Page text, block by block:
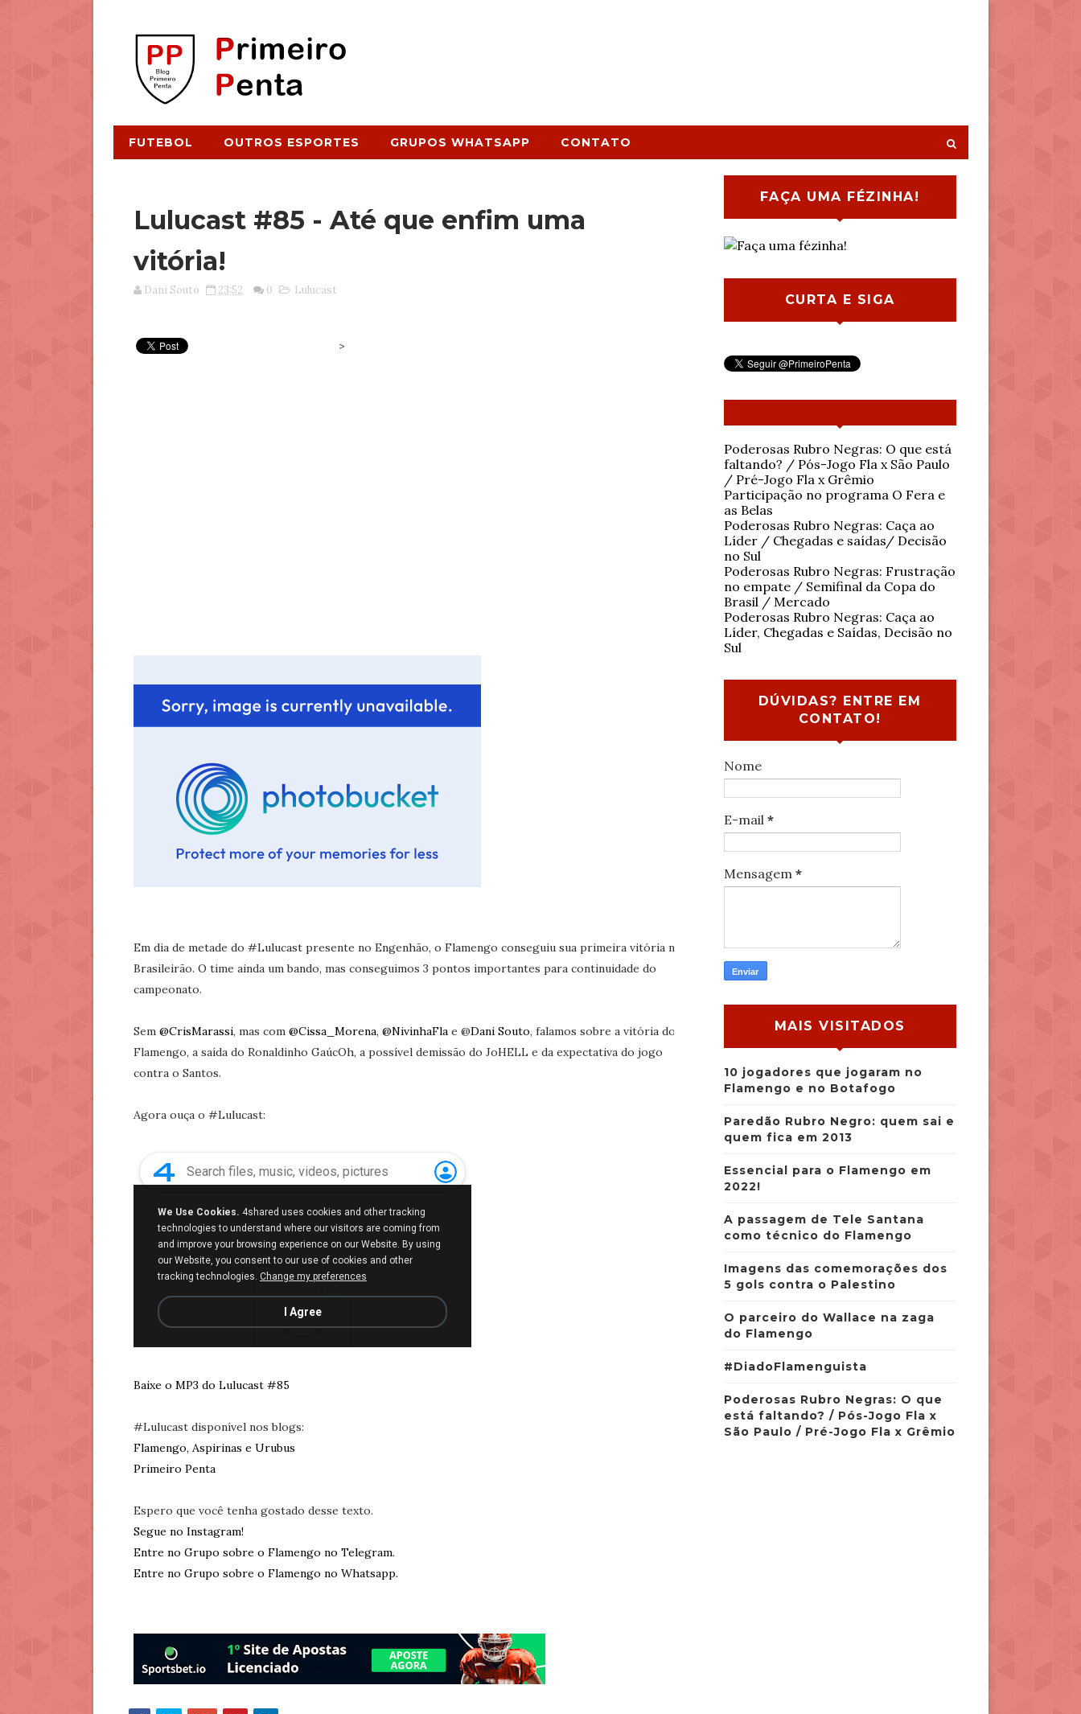
FUTEBOL OUTROS ESPORTES GRUPOS WHATSAPP CONTATO
Lulucast #85 - Até que enfim uma
vitória!
Dani Souto 23:52 0 Lulucast
>
Em dia de metade do #Lulucast presente no Engenhão, o Flamengo conseguiu sua primeira vitória no
Brasileirão. O time ainda um bando, mas conseguimos 3 pontos importantes para continuidade do
campeonato.
Sem @CrisMarassi, mas com @Cissa_Morena, @NivinhaFlae @Dani Souto, falamos sobre a vitória do
Flamengo, a saída do Ronaldinho GaúcOh, a possível demissão do JoHELL e da expectativa do jogo
contra o Santos.
Agora ouça o #Lulucast:
Baixe o MP3 do Lulucast #85
#Lulucast disponível nos blogs:
Flamengo, Aspirinas e Urubus
Primeiro Penta
Espero que você tenha gostado desse texto.
Segue no Instagram!
Entre no Grupo sobre o Flamengo no Telegram.
Entre no Grupo sobre o Flamengo no Whatsapp.
FAÇA UMA FÉZINHA!
CURTA E SIGA
Poderosas Rubro Negras: O que está
faltando? / Pós-Jogo Fla x São Paulo
/ Pré-Jogo Fla x Grêmio
Participação no programa O Fera e
as Belas
Poderosas Rubro Negras: Caça ao
Líder / Chegadas e saídas/ Decisão
no Sul
Poderosas Rubro Negras: Frustração
no empate / Semifinal da Copa do
Brasil / Mercado
Poderosas Rubro Negras: Caça ao
Líder, Chegadas e Saídas, Decisão no
Sul
DÚVIDAS? ENTRE EM
CONTATO!
Nome
E-mail *
Mensagem *
MAIS VISITADOS
10 jogadores que jogaram no
Flamengo e no Botafogo
Paredão Rubro Negro: quem sai e
quem fica em 2013
Essencial para o Flamengo em
2022!
A passagem de Tele Santana
como técnico do Flamengo
Imagens das comemorações dos
5 gols contra o Palestino
O parceiro do Wallace na zaga
do Flamengo
#DiadoFlamenguista
Poderosas Rubro Negras: O que
está faltando? / Pós-Jogo Fla x
São Paulo / Pré-Jogo Fla x Grêmio